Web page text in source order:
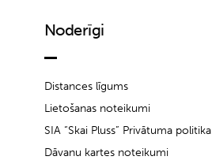
Noderīgi
Distances līgums
Lietošanas noteikumi
SIA “Skai Pluss” Privātuma politika
Dāvanu kartes noteikumi